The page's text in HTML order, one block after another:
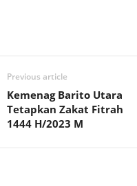
Previous article
Kemenag Barito Utara
Tetapkan Zakat Fitrah
1444 H/2023 M